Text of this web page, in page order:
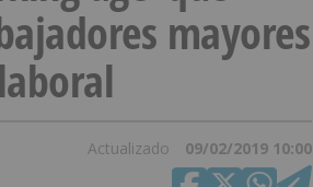
mayores
Actualizado 09/02/2019 10:00